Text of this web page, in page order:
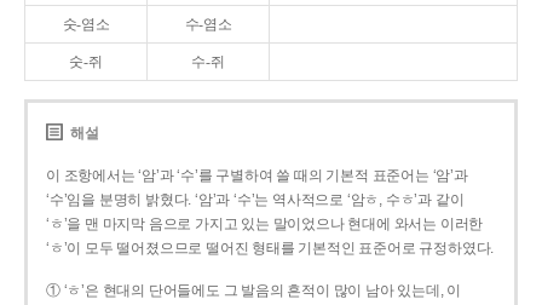
숫-염소 수-염소
숫-쥐 수-쥐
해설
이 조항에서는 ‘암’과 ‘수’를 구별하여 쓸 때의 기본적 표준어는 ‘암’과
‘수’임을 분명히 밝혔다. ‘암’과 ‘수’는 역사적으로 ‘암ㅎ, 수ㅎ’과 같이
‘ㅎ’을 맨 마지막 음으로 가지고 있는 말이었으나 현대에 와서는 이러한
‘ㅎ’이 모두 떨어졌으므로 떨어진 형태를 기본적인 표준어로 규정하였다.
① ‘ㅎ’은 현대의 단어들에도 그 발음의 흔적이 많이 남아 있는데, 이